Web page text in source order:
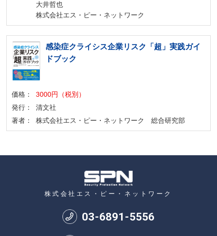
大井哲也
株式会社エス・ピー・ネットワーク
感染症クライシス企業リスク「超」実践ガイ
ドブック
価格：
3000円（税別）
発行：
清文社
著者：
株式会社エス・ピー・ネットワーク 総合研究部
株式会社エス・ピー・ネットワーク
03-6891-5556